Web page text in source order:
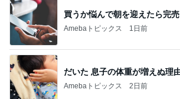
だいた 息子の体重が増えぬ理由
Amebaトピックス 2日前